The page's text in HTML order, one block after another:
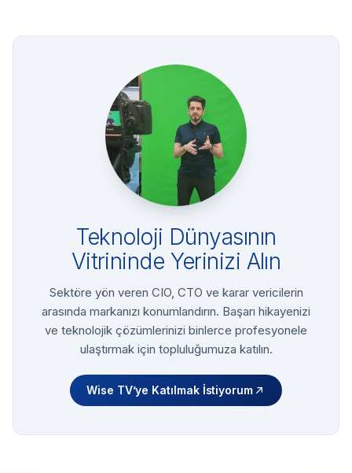
Teknoloji Dünyasının
Vitrininde Yerinizi Alın
Sektöre yön veren CIO, CTO ve karar vericilerin
arasında markanızı konumlandırın. Başarı hikayenizi
ve teknolojik çözümlerinizi binlerce profesyonele
ulaştırmak için topluluğumuza katılın.
Wise TV’ye Katılmak İstiyorum